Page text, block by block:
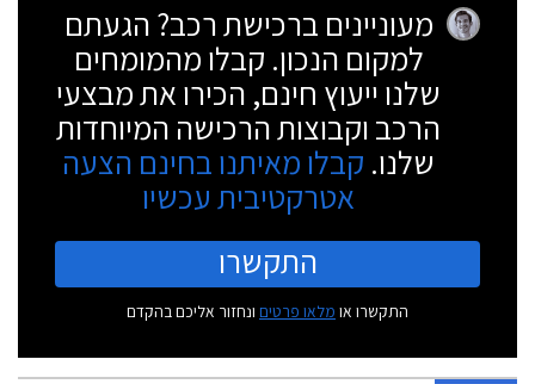
מעוניינים ברכישת רכב? הגעתם
למקום הנכון. קבלו מהמומחים
שלנו ייעוץ חינם, הכירו את מבצעי
הרכב וקבוצות הרכישה המיוחדות
שלנו. קבלו מאיתנו בחינם הצעה
אטרקטיבית עכשיו
התקשרו
התקשרו או מלאו פרטים ונחזור אליכם בהקדם